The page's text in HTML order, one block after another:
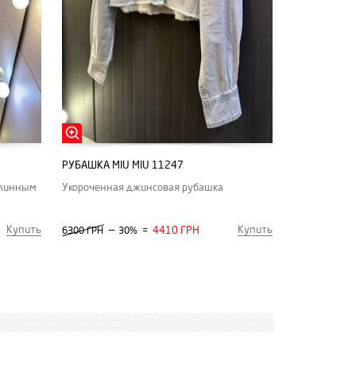
Купить
РУБАШКА MIU MIU 11247
Укороченная джинсовая рубашка
6300 ГРН — 30% = 4410 ГРН Купить